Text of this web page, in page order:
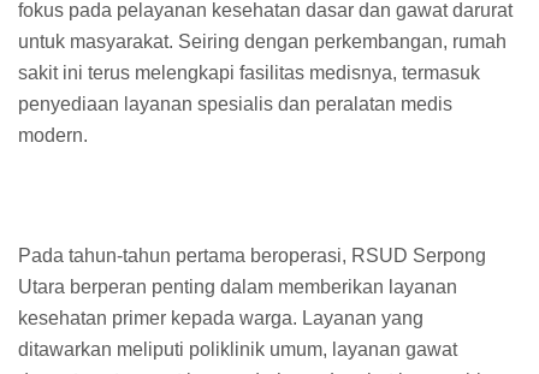
fokus pada pelayanan kesehatan dasar dan gawat darurat
untuk masyarakat. Seiring dengan perkembangan, rumah
sakit ini terus melengkapi fasilitas medisnya, termasuk
penyediaan layanan spesialis dan peralatan medis
modern.
Pada tahun-tahun pertama beroperasi, RSUD Serpong
Utara berperan penting dalam memberikan layanan
kesehatan primer kepada warga. Layanan yang
ditawarkan meliputi poliklinik umum, layanan gawat